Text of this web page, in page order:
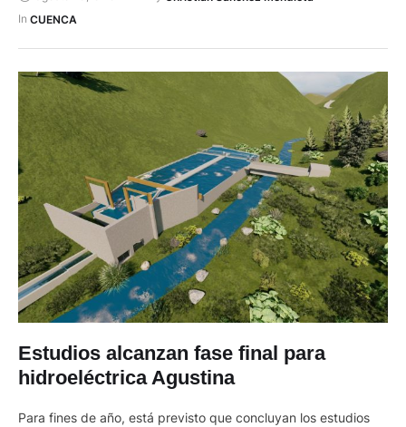
entre las provincias de Azuay y El Oro. El proyecto es
In CUENCA
Estudios alcanzan fase final para
hidroeléctrica Agustina
Para fines de año, está previsto que concluyan los estudios